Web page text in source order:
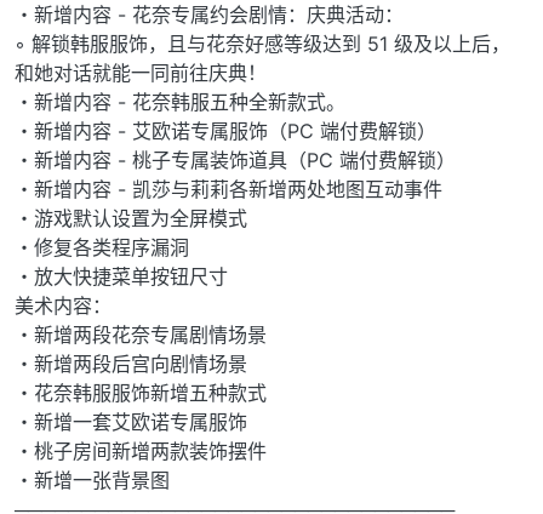
・新增内容 - 花奈专属约会剧情：庆典活动：
◦ 解锁韩服服饰，且与花奈好感等级达到 51 级及以上后，
和她对话就能一同前往庆典！
・新增内容 - 花奈韩服五种全新款式。
・新增内容 - 艾欧诺专属服饰（PC 端付费解锁）
・新增内容 - 桃子专属装饰道具（PC 端付费解锁）
・新增内容 - 凯莎与莉莉各新增两处地图互动事件
・游戏默认设置为全屏模式
・修复各类程序漏洞
・放大快捷菜单按钮尺寸
美术内容：
・新增两段花奈专属剧情场景
・新增两段后宫向剧情场景
・花奈韩服服饰新增五种款式
・新增一套艾欧诺专属服饰
・桃子房间新增两款装饰摆件
・新增一张背景图
─────────────────────────────────